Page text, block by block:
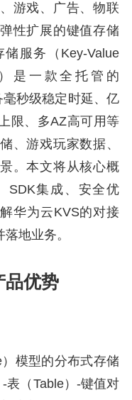
游戏、广告、物联
性扩展的键值存储
服务（Key-Value
是一款全托管的
秒级稳定时延、亿
限、多AZ高可用等
、游戏玩家数据、
。本文将从核心概
SDK集成、安全优
华为云KVS的对接
地业务。
品优势
模型的分布式存储
表（Table）-键值对